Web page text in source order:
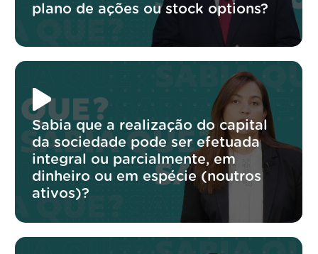
plano de ações ou stock options?
Sabia que a realização do capital
da sociedade pode ser efetuada
integral ou parcialmente, em
dinheiro ou em espécie (noutros
ativos)?